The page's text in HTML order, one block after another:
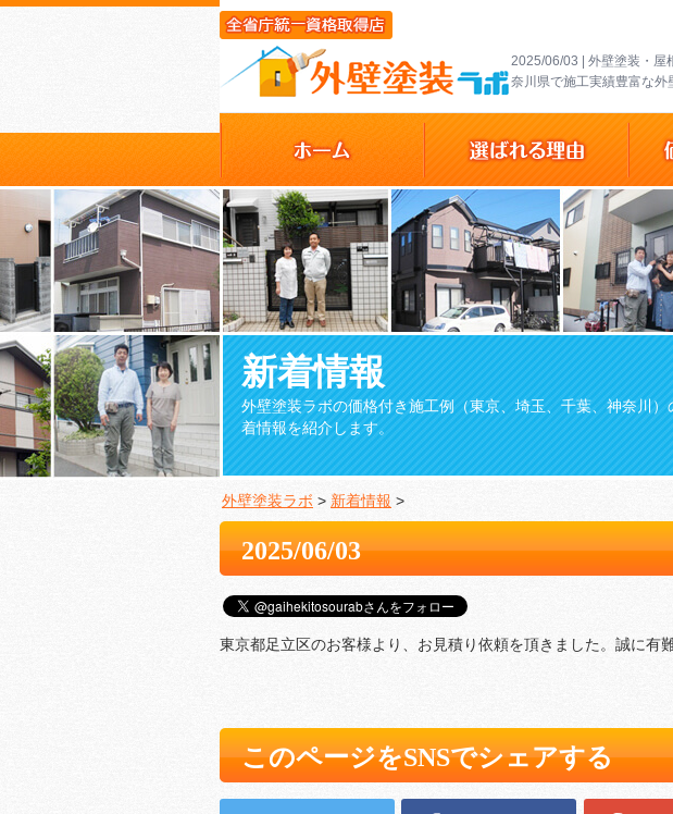
2025/06/03 | 外壁塗装・屋
奈川県で施工実績豊富な外
新着情報
外壁塗装ラボの価格付き施工例（東京、埼玉、千葉、神奈川）
着情報を紹介します。
外壁塗装ラボ > 新着情報 >
2025/06/03
東京都足立区のお客様より、お見積り依頼を頂きました。誠に有
このページをSNSでシェアする